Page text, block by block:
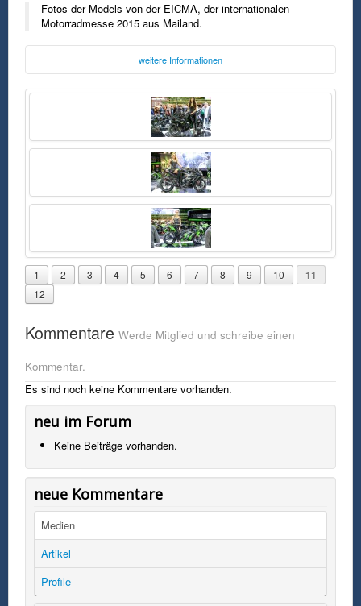
Fotos der Models von der EICMA, der internationalen
Motorradmesse 2015 aus Mailand.
weitere Informationen
Foto:EICMA
Freitag, 27. November 2015 17:58 Uhr
Fotos der Models von der EICMA, der internationalen Motorradmesse
2015 aus Mailand.
1 2 3 4 5 6 7 8 9 10 11
12
Kommentare Werde Mitglied und schreibe einen
Kommentar.
Es sind noch keine Kommentare vorhanden.
neu im Forum
Keine Beiträge vorhanden.
neue Kommentare
Medien
Artikel
Profile